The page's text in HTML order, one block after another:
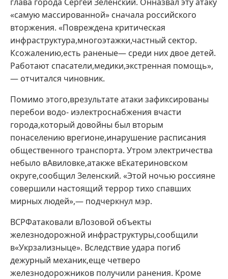
«самую массированной» сначала российского
вторжения. «Повреждена критическая
инфраструктура,многоэтажки,частный сектор.
Ксожалению,есть раненые— среди них двое детей.
Работают спасатели,медики,экстренная помощь»,
— отчитался чиновник.
Помимо этого,врезультате атаки зафиксированы
перебои водо- иэлектроснабжения вчасти
города,который довойны был вторым
понаселению врегионе,инарушение расписания
общественного транспорта. Утром электричества
небыло вАвиловке,атакже вЕкатериновском
округе,сообщил Зеленский. «Этой ночью россияне
совершили настоящий террор тихо спавших
мирных людей»,— подчеркнул мэр.
ВСРФатаковали вЛозовой объекты
железнодорожной инфраструктуры,сообщили
в«Укрзализныце». Вследствие удара погиб
дежурный механик,еще четверо
железнодорожников получили ранения. Кроме